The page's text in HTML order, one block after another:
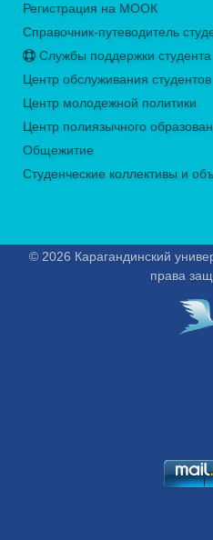
Регистрация на МООК
Справочник-путеводитель
Службы поддержки студента
Центр обслуживания студентов
Центр молодежной политики
Центр полиязычного
Общежитие
Студенческие коллективы и
© 2026 Карагандинский
права